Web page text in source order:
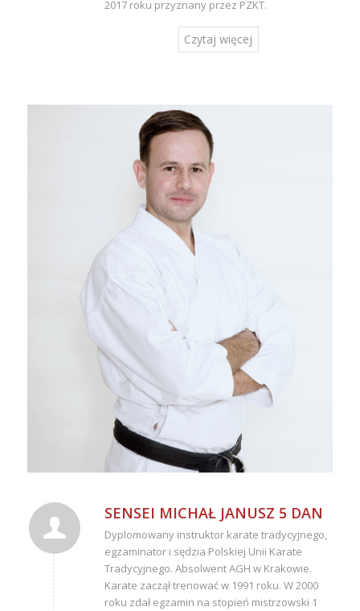
2017 roku przyznany przez PZKT.
Czytaj więcej
SENSEI MICHAŁ JANUSZ 5 DAN
Dyplomowany instruktor karate tradycyjnego,
egzaminator i sędzia Polskiej Unii Karate
Tradycyjnego. Absolwent AGH w Krakowie.
Karate zaczął trenować w 1991 roku. W 2000
roku zdał egzamin na stopień mistrzowski 1